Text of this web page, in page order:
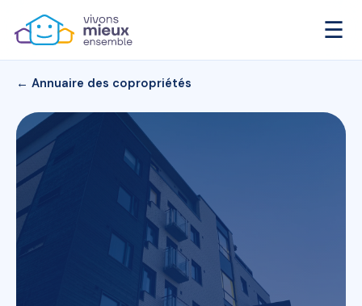
☰
← Annuaire des copropriétés